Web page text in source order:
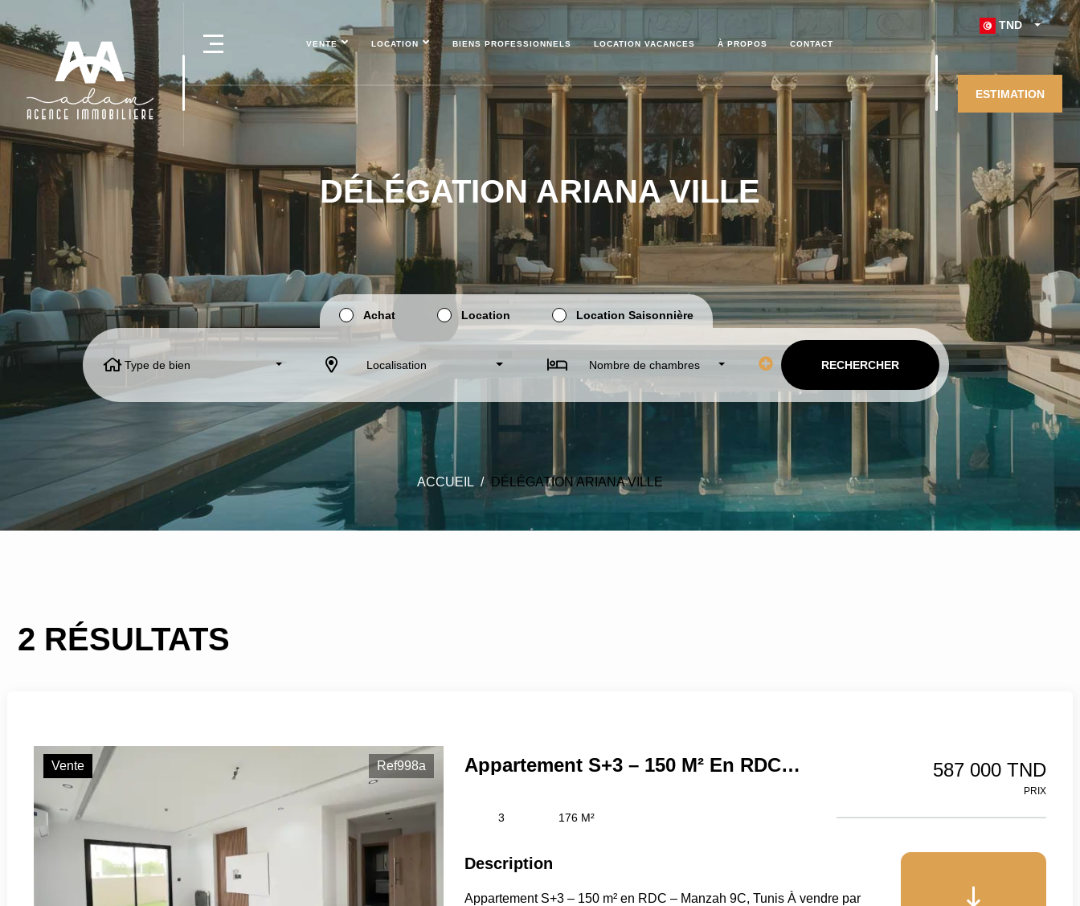
VENTE LOCATION BIENS PROFESSIONNELS LOCATION VACANCES À PROPOS CONTACT
TND
ESTIMATION
DÉLÉGATION ARIANA VILLE
Achat Location Location Saisonnière
Type de bien Localisation Nombre de chambres RECHERCHER
ACCUEIL DÉLÉGATION ARIANA VILLE
2 RÉSULTATS
Vente Ref998a Appartement S+3 – 150 M² En RDC – Manzah 9C, Tunis 587 000 TND
PRIX
3 176 M²
Description
Appartement S+3 – 150 m² en RDC – Manzah 9C, Tunis À vendre par